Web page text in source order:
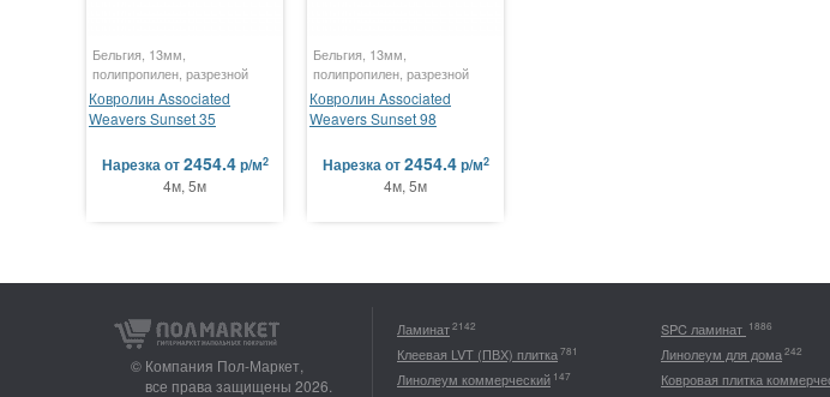
Бельгия, 13мм,
полипропилен, разрезной
Ковролин Associated
Weavers Sunset 35
Нарезкаот2454.4р/м2
4м, 5м
Бельгия, 13мм,
полипропилен, разрезной
Ковролин Associated
Weavers Sunset 98
Нарезкаот2454.4р/м2
4м, 5м
© Компания Пол-Маркет,
все права защищены 2026.
Ламинат2142 SPC ламинат 1886
Клеевая LVT (ПВХ) плитка781 Линолеум для дома242
Линолеум коммерческий 147 Ковровая плитка